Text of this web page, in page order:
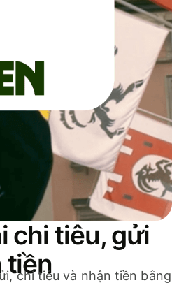
chi tiêu, gửi
tiền
chi tiêu và nhận tiền bằng